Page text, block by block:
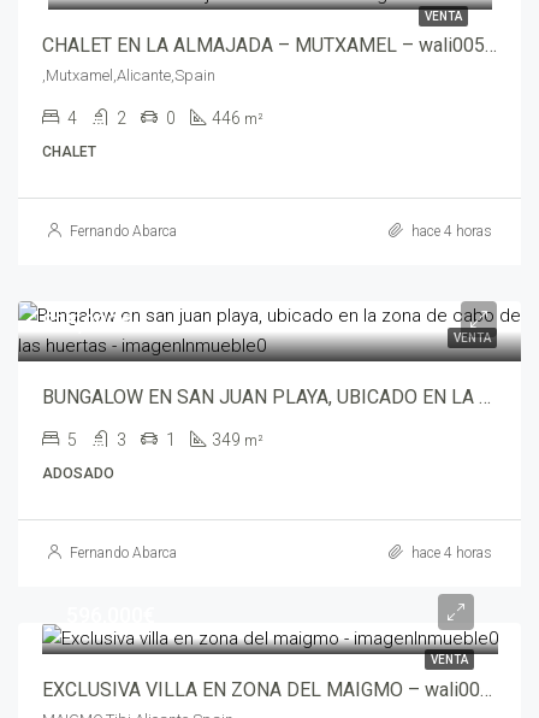
VENTA
CHALET EN LA ALMAJADA – MUTXAMEL – wali00534-7705
,Mutxamel,Alicante,Spain
4 2 0 446 m²
CHALET
Fernando Abarca hace 4 horas
VENTA
525,000€
BUNGALOW EN SAN JUAN PLAYA, UBICADO EN LA ZONA DE CABO DE LAS HUERTAS – wali00582-7705
5 3 1 349 m²
ADOSADO
Fernando Abarca hace 4 horas
VENTA
EXCLUSIVA VILLA EN ZONA DEL MAIGMO – wali00764-7705